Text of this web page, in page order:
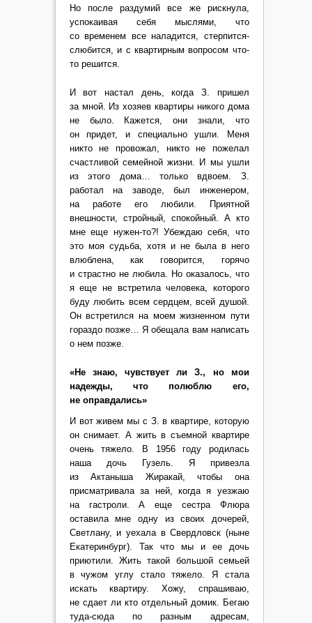
Но после раздумий все же рискнула,
успокаивая себя мыслями, что
со временем все наладится, стерпится-
слюбится, и с квартирным вопросом что-
то решится.
И вот настал день, когда З. пришел
за мной. Из хозяев квартиры никого дома
не было. Кажется, они знали, что
он придет, и специально ушли. Меня
никто не провожал, никто не пожелал
счастливой семейной жизни. И мы ушли
из этого дома… только вдвоем. З.
работал на заводе, был инженером,
на работе его любили. Приятной
внешности, стройный, спокойный. А кто
мне еще нужен-то?! Убеждаю себя, что
это моя судьба, хотя и не была в него
влюблена, как говорится, горячо
и страстно не любила. Но оказалось, что
я еще не встретила человека, которого
буду любить всем сердцем, всей душой.
Он встретился на моем жизненном пути
гораздо позже… Я обещала вам написать
о нем позже.
«Не знаю, чувствует ли З., но мои
надежды, что полюблю его,
не оправдались»
И вот живем мы с З. в квартире, которую
он снимает. А жить в съемной квартире
очень тяжело. В 1956 году родилась
наша дочь Гузель. Я привезла
из Актаныша Жиракай, чтобы она
присматривала за ней, когда я уезжаю
на гастроли. А еще сестра Флюра
оставила мне одну из своих дочерей,
Светлану, и уехала в Свердловск (ныне
Екатеринбург). Так что мы и ее дочь
приютили. Жить такой большой семьей
в чужом углу стало тяжело. Я стала
искать квартиру. Хожу, спрашиваю,
не сдает ли кто отдельный домик. Бегаю
туда-сюда по разным адресам,